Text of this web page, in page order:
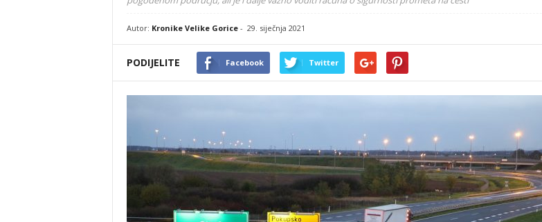
Autor: Kronike Velike Gorice- 29. siječnja 2021
PODIJELITE Facebook Twitter